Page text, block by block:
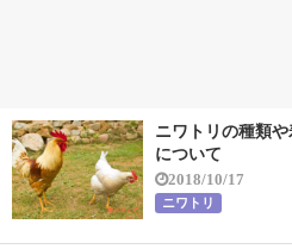
ニワトリの種類
について
2018/10/17
ニワトリ